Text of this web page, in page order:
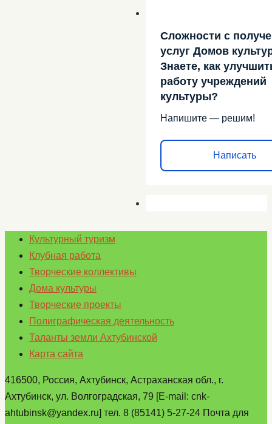
Сложности с
услуг Домов
Знаете, как
работу учреждений
культуры?
Напишите — решим!
Написать
Культурный туризм
Клубная работа
Творческие коллективы
Дома культуры
Творческие проекты
Полиграфическая деятельность
Таланты земли Ахтубинской
Карта сайта
416500, Россия, Ахтубинск, Астраханская обл., г.
Ахтубинск, ул. Волгоградская, 79 [E-mail: cnk-
ahtubinsk@yandex.ru] тел. 8 (85141) 5-27-24 Почта для